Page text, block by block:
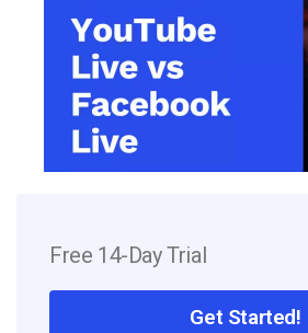
Free 14-Day Trial
Get Started!